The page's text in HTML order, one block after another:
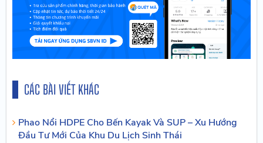
CÁC BÀI VIẾT KHÁC
Phao Nổi HDPE Cho Bến Kayak Và SUP – Xu Hướng
Đầu Tư Mới Của Khu Du Lịch Sinh Thái